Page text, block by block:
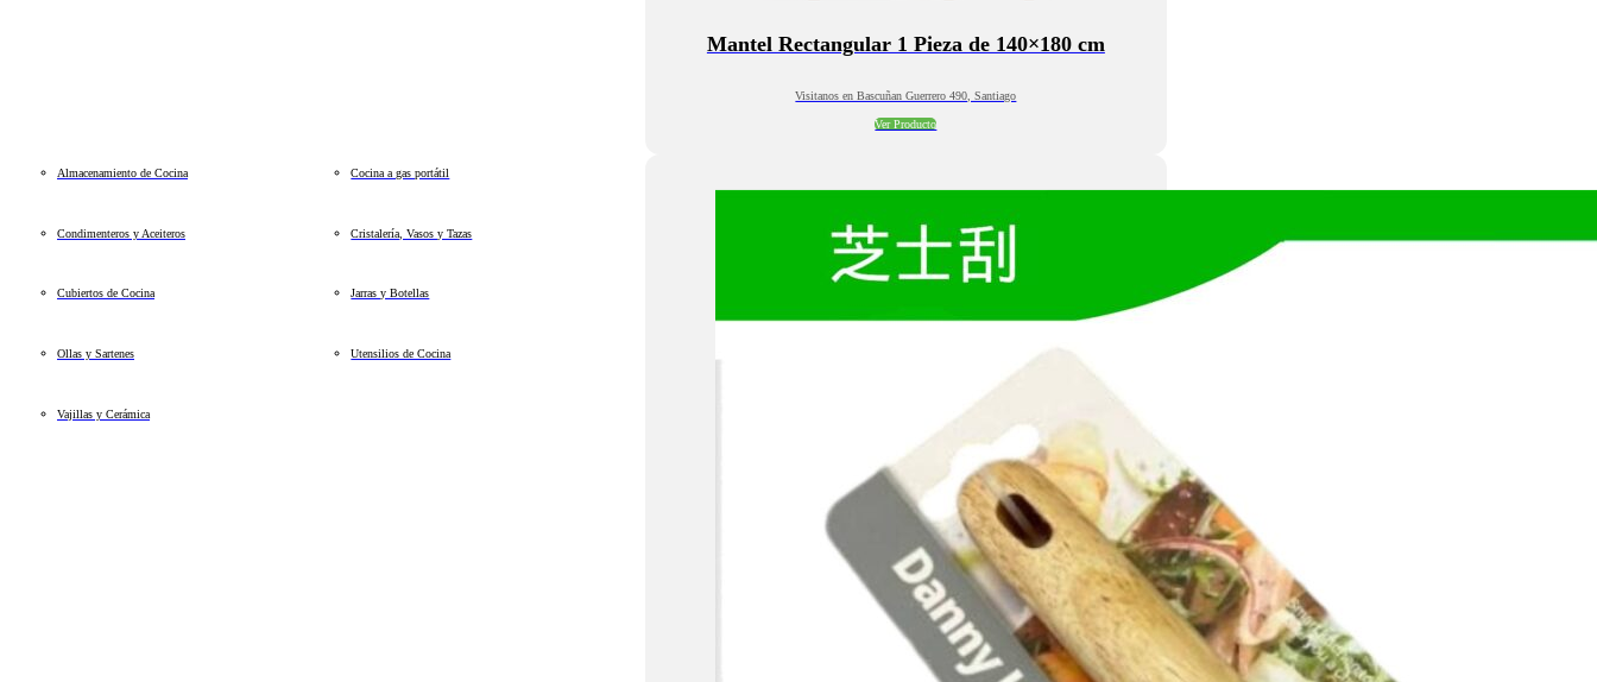
Mantel Rectangular 1 Pieza de 140×180 cm
Visitanos en Bascuñan Guerrero 490, Santiago
Ver Producto
Almacenamiento de Cocina Cocina a gas portátil
Condimenteros y Aceiteros Cristalería, Vasos y Tazas
Cubiertos de Cocina Jarras y Botellas
Ollas y Sartenes Utensilios de Cocina
Vajillas y Cerámica